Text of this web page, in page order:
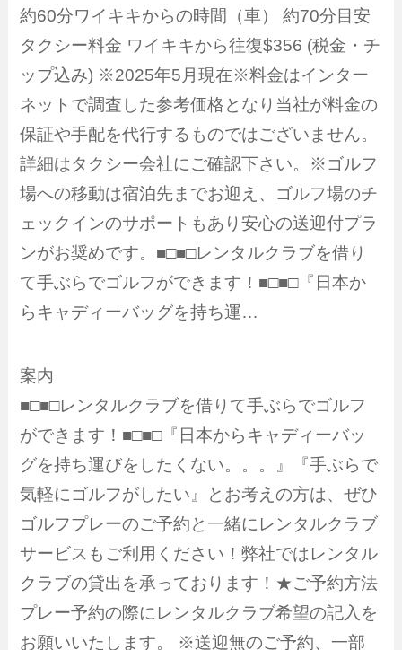
約60分ワイキキからの時間（車） 約70分目安
タクシー料金 ワイキキから往復$356 (税金・チ
ップ込み) ※2025年5月現在※料金はインター
ネットで調査した参考価格となり当社が料金の
保証や手配を代行するものではございません。
詳細はタクシー会社にご確認下さい。※ゴルフ
場への移動は宿泊先までお迎え、ゴルフ場のチ
ェックインのサポートもあり安心の送迎付プラ
ンがお奨めです。■□■□レンタルクラブを借り
て手ぶらでゴルフができます！■□■□『日本か
らキャディーバッグを持ち運…
案内
■□■□レンタルクラブを借りて手ぶらでゴルフ
ができます！■□■□『日本からキャディーバッ
グを持ち運びをしたくない。。。』『手ぶらで
気軽にゴルフがしたい』とお考えの方は、ぜひ
ゴルフプレーのご予約と一緒にレンタルクラブ
サービスもご利用ください！弊社ではレンタル
クラブの貸出を承っております！★ご予約方法
プレー予約の際にレンタルクラブ希望の記入を
お願いいたします。 ※送迎無のご予約、一部